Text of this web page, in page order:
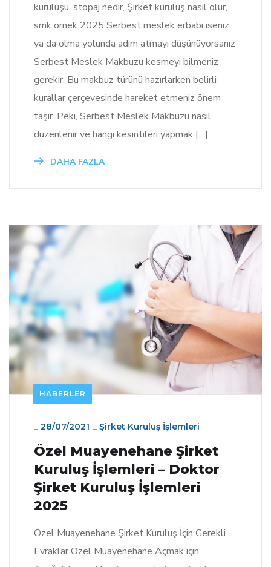
kuruluşu, stopaj nedir, Şirket kuruluş nasıl olur,
smk örnek 2025 Serbest meslek erbabı iseniz
ya da olma yolunda adım atmayı düşünüyorsanız
Serbest Meslek Makbuzu kesmeyi bilmeniz
gerekir. Bu makbuz türünü hazırlarken belirli
kurallar çerçevesinde hareket etmeniz önem
taşır. Peki, Serbest Meslek Makbuzu nasıl
düzenlenir ve hangi kesintileri yapmak […]
DAHA FAZLA
HABERLER
_ 28/07/2021 _ Şirket Kuruluş İşlemleri
Özel Muayenehane Şirket
Kuruluş İşlemleri – Doktor
Şirket Kuruluş İşlemleri
2025
Özel Muayenehane Şirket Kuruluş İçin Gerekli
Evraklar Özel Muayenehane Açmak için